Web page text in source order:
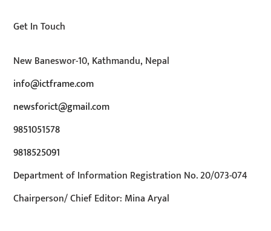
Get In Touch
New Baneswor-10, Kathmandu, Nepal
info@ictframe.com
newsforict@gmail.com
9851051578
9818525091
Department of Information Registration No. 20/073-074
Chairperson/ Chief Editor: Mina Aryal